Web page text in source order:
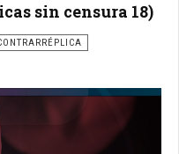
sin censura 18)